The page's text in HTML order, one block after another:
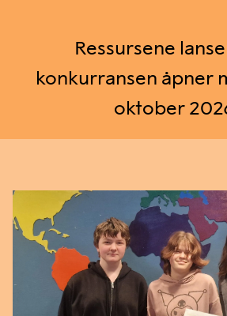
Ressursene
konkurransen åpner
oktober